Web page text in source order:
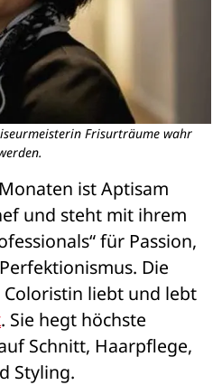
Frisurträume wahr
ist Aptisam
und steht mit ihrem
für Passion,
Die
liebt und lebt
. Sie hegt höchste
Schnitt, Haarpflege,
Styling.